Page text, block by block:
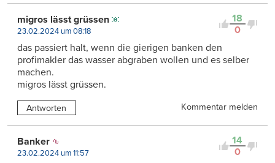
18
0
migros lässt grüssen
23.02.2024 um 08:18
das passiert halt, wenn die gierigen banken den
profimakler das wasser abgraben wollen und es selber
machen.
migros lässt grüssen.
Antworten Kommentar melden
14
0
Banker
23.02.2024 um 11:57